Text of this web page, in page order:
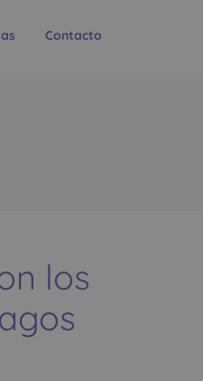
Contacto
los